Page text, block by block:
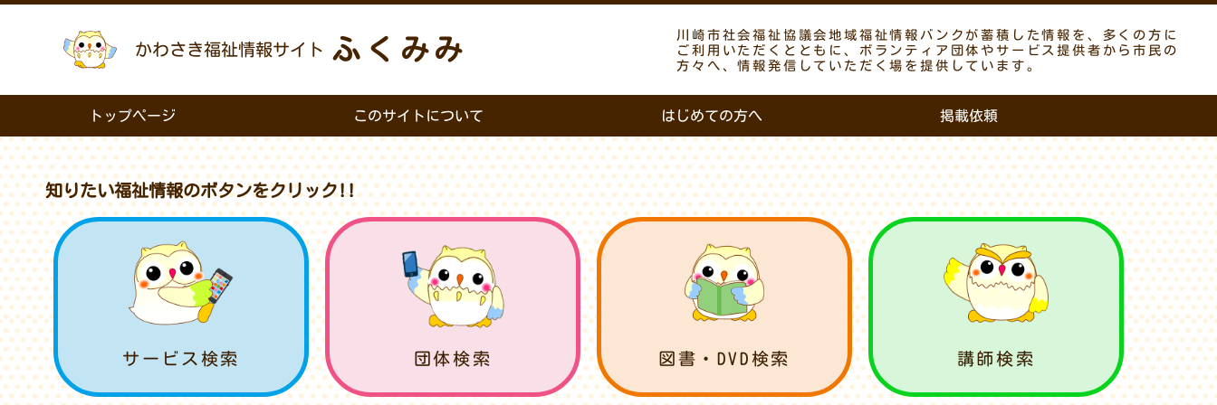
かわさき福祉情報サイト ふくみみ
川崎市社会福祉協議会地域福祉情報バンクが蓄積した情報を、多くの方に
ご利用いただくとともに、ボランティア団体やサービス提供者から市民の
方々へ、情報発信していただく場を提供しています。
トップページ このサイトについて はじめての方へ 掲載依頼
知りたい福祉情報のボタンをクリック!!
サービス検索 団体検索 図書・DVD検索 講師検索